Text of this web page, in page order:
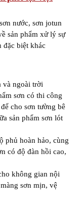
nước, sơn jotun
sản phẩm xử lý sự
đặc biệt khác
và ngoài trời
sơn có thi công
cho sơn tường bê
sản phẩm sơn lót
phủ hoàn hảo, cùng
có độ đàn hồi cao,
không gian nội
sơn mịn, vệ